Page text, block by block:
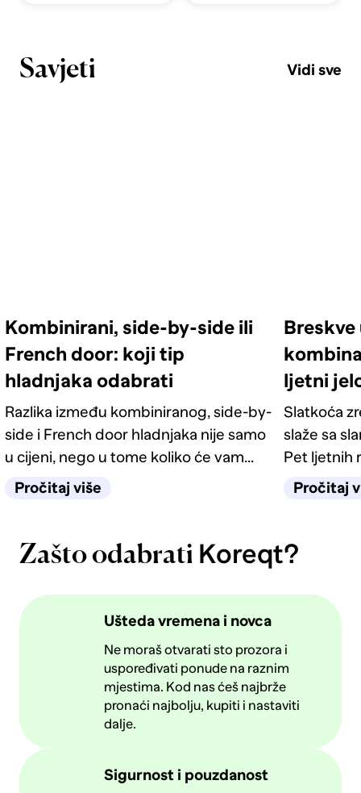
Savjeti Vidi sve
Kombinirani, side-by-side ili
French door: koji tip
hladnjaka odabrati
Razlika između kombiniranog, side-by-
side i French door hladnjaka nije samo
u cijeni, nego u tome koliko će vam
život u kuhinji biti jednostavan
Pročitaj više
ljetni
Slatkoća
slaže sa
Pet ljetnih
kategorije
Pročitaj
Zašto odabrati Koreqt?
Ušteda vremena i novca
Ne moraš otvarati sto prozora i
uspoređivati ponude na raznim
mjestima. Kod nas ćeš najbrže
pronaći najbolju, kupiti i nastaviti
dalje.
Sigurnost i pouzdanost